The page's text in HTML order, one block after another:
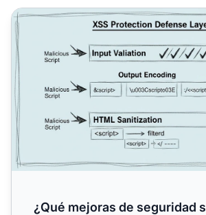
¿Qué mejoras de seguridad se
¿Qué mejoras de seguridad